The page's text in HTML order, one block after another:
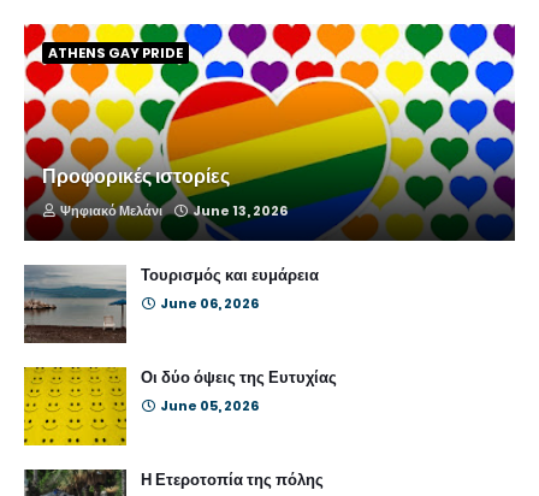
ATHENS GAY PRIDE
Προφορικές ιστορίες
Ψηφιακό Μελάνι June 13, 2026
Τουρισμός και ευμάρεια
June 06, 2026
Οι δύο όψεις της Ευτυχίας
June 05, 2026
Η Ετεροτοπία της πόλης